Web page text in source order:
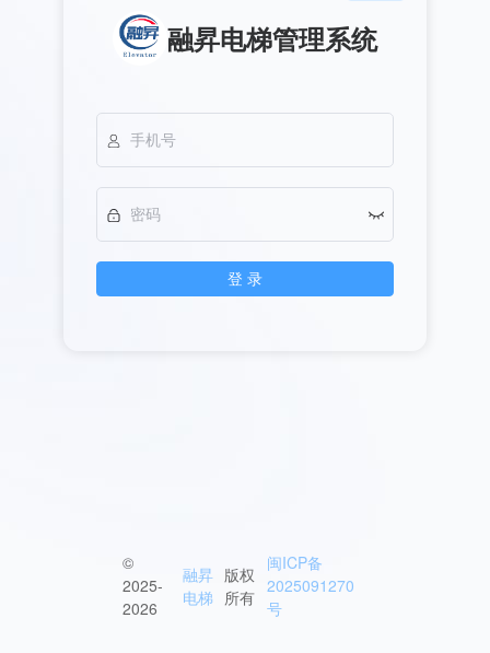
融昇电梯管理系统
登 录
©
2025-
2026
融昇
电梯
版权
所有
闽ICP备
2025091270
号